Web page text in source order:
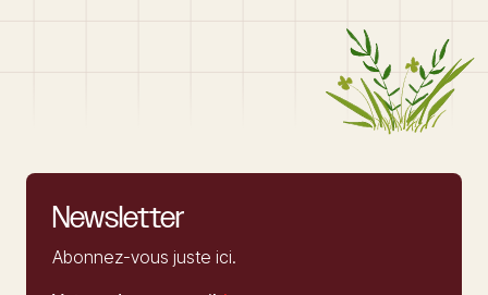
Newsletter
Abonnez-vous juste ici.